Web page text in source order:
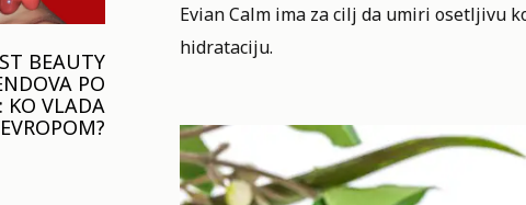
BEAUTY
PO
VLADA
EVROPOM?
Evian Calm ima za cilj da umiri osetljivu
hidrataciju.